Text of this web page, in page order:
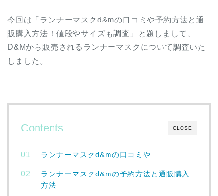
今回は「ランナーマスクd&mの口コミや予約方法と通
販購入方法！値段やサイズも調査」と題しまして、
D&Mから販売されるランナーマスクについて調査いた
しました。
CLOSE
Contents
ランナーマスクd&mの口コミや
ランナーマスクd&mの予約方法と通販購入
方法